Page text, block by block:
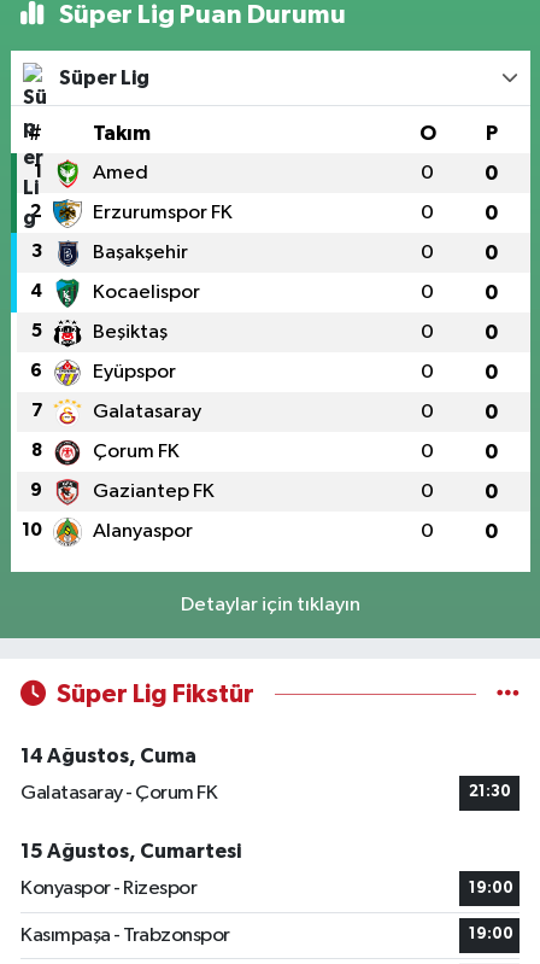
Süper Lig Puan Durumu
Süper Lig
# Takım O P
1 Amed 0 0
2 Erzurumspor FK 0 0
3 Başakşehir 0 0
4 Kocaelispor 0 0
5 Beşiktaş 0 0
6 Eyüpspor 0 0
7 Galatasaray 0 0
8 Çorum FK 0 0
9 Gaziantep FK 0 0
10 Alanyaspor 0 0
Detaylar için tıklayın
Süper Lig Fikstür
14 Ağustos, Cuma
Galatasaray - Çorum FK
21:30
15 Ağustos, Cumartesi
Konyaspor - Rizespor
19:00
Kasımpaşa - Trabzonspor 19:00